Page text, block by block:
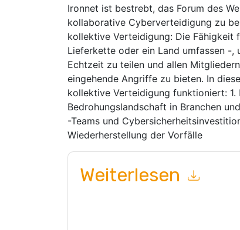
Ironnet ist bestrebt, das Forum des
kollaborative Cyberverteidigung zu
kollektive Verteidigung: Die Fähigkeit
Lieferkette oder ein Land umfassen -,
Echtzeit zu teilen und allen
eingehende Angriffe zu bieten. In
kollektive Verteidigung funktioniert:
Bedrohungslandschaft in Branchen
-Teams und
Wiederherstellung der Vorfälle
Weiterlesen